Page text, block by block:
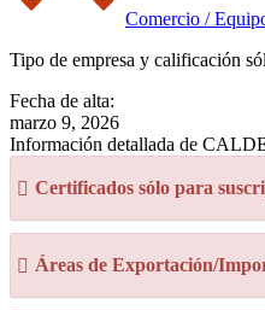
Comercio /
Tipo de empresa y calificación
Fecha de alta:
marzo 9, 2026
Información detallada de
Certificados sólo para
Áreas de Exportación/